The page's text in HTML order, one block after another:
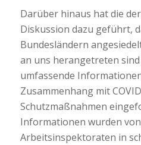
Darüber hinaus hat die
Diskussion dazu geführt,
Bundesländern
an uns herangetreten
umfassende
Zusammenhang mit
Schutzmaßnahmen
Informationen wurden
Arbeitsinspektoraten in